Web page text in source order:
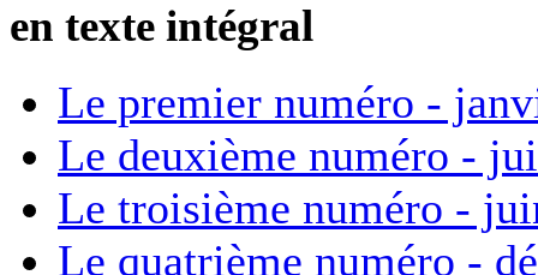
en texte intégral
Le premier numéro -
Le deuxième numéro -
Le troisième numéro -
Le quatrième numéro -